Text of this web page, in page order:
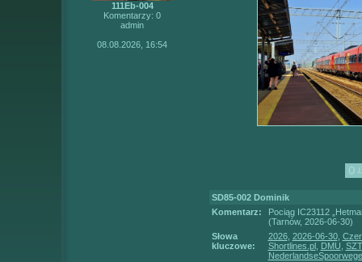
111Eb-004
Komentarzy: 0
admin
08.08.2026, 16:54
SD85-002 Dominik
Komentarz:
Pociąg IC23112
(Tarnów, 2026-06-30)
Słowa
kluczowe:
2026, 2026-06-30,
Shortlines.pl
DMU SZT